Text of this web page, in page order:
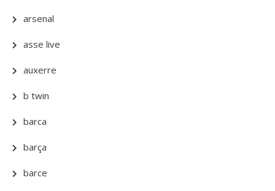
arsenal
asse live
auxerre
b twin
barca
barça
barce